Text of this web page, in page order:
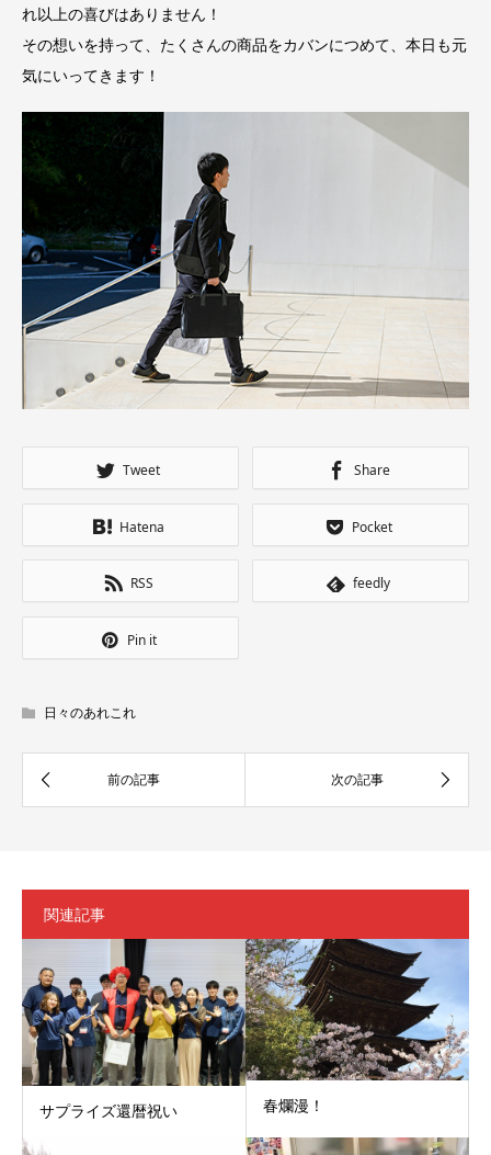
れ以上の喜びはありません！
その想いを持って、たくさんの商品をカバンにつめて、本日も元
気にいってきます！
Tweet Share
Hatena Pocket
RSS feedly
Pin it
日々のあれこれ
関連記事
サプライズ還暦祝い 春爛漫！